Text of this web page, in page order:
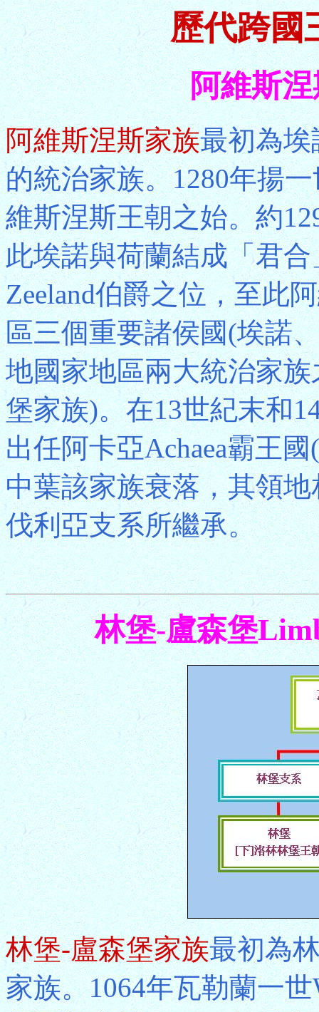
歷代跨國
阿維斯涅
阿維斯涅斯家族最初為埃
的統治家族。1280年揚
維斯涅斯王朝之始。約
此埃諾與荷蘭結成「君
Zeeland伯爵之位，至此
區三個重要諸侯國(埃諾
地國家地區兩大統治家
堡家族)。在13世紀末和
出任阿卡亞Achaea霸王
中葉該家族衰落，其領
伐利亞支系所繼承。
林堡-盧森堡
林堡-盧森堡家族最初為
家族。1064年瓦勒蘭一